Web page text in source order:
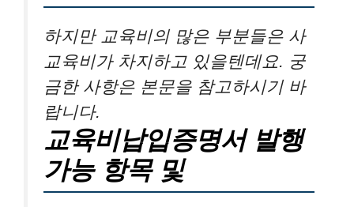
하지만 교육비의 많은 부분들은 사
교육비가 차지하고 있을텐데요. 궁
금한 사항은 본문을 참고하시기 바
랍니다.
교육비납입증명서 발행
가능 항목 및